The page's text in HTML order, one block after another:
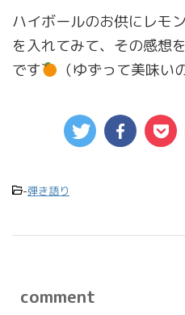
ハイボールのお供にレモ
を入れてみて、その感想
です
（ゆずって美味い
-弾き語り
comment